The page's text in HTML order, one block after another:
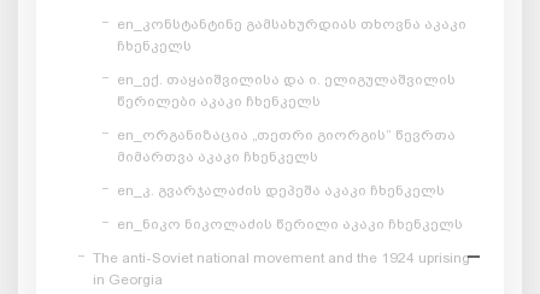
en_კონსტანტინე გამსახურდიას თხოვნა აკაკი
ჩხენკელს
en_ექ. თაყაიშვილისა და ი. ელიგულაშვილის
წერილები აკაკი ჩხენკელს
en_ორგანიზაცია „თეთრი გიორგის“ წევრთა
მიმართვა აკაკი ჩხენკელს
en_კ. გვარჯალაძის დეპეშა აკაკი ჩხენკელს
en_ნიკო ნიკოლაძის წერილი აკაკი ჩხენკელს
The anti-Soviet national movement and the 1924 uprising
in Georgia